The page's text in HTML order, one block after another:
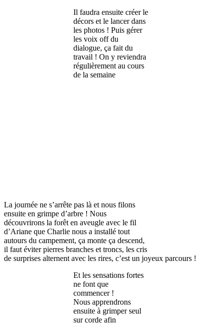
Il faudra ensuite créer le
décors et le lancer dans
les photos ! Puis gérer
les voix off du
dialogue, ça fait du
travail ! On y reviendra
régulièrement au cours
de la semaine
La journée ne s’arrête pas là et nous filons
ensuite en grimpe d’arbre ! Nous
découvrirons la forêt en aveugle avec le fil
d’Ariane que Charlie nous a installé tout
autours du campement, ça monte ça descend,
il faut éviter pierres branches et troncs, les cris
de surprises alternent avec les rires, c’est un joyeux parcours !
Et les sensations fortes
ne font que
commencer !
Nous apprendrons
ensuite à grimper seul
sur corde afin